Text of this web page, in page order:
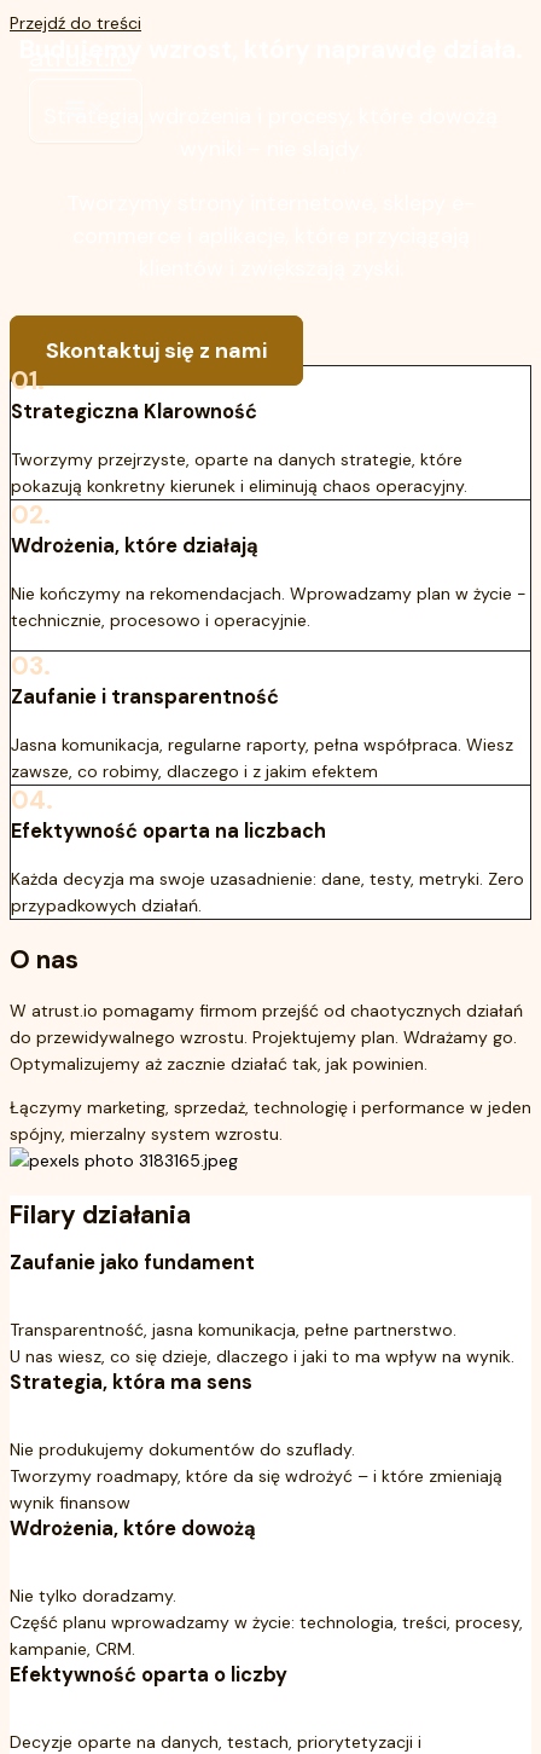
Przejdź do treści
Skontaktuj się z nami
01.
Strategiczna Klarowność
Tworzymy przejrzyste, oparte na danych strategie, które
pokazują konkretny kierunek i eliminują chaos operacyjny.
02.
Wdrożenia, które działają
Nie kończymy na rekomendacjach. Wprowadzamy plan w życie -
technicznie, procesowo i operacyjnie.
03.
Zaufanie i transparentność
Jasna komunikacja, regularne raporty, pełna współpraca. Wiesz
zawsze, co robimy, dlaczego i z jakim efektem
04.
Efektywność oparta na liczbach
Każda decyzja ma swoje uzasadnienie: dane, testy, metryki. Zero
przypadkowych działań.
O nas
W atrust.io pomagamy firmom przejść od chaotycznych działań
do przewidywalnego wzrostu. Projektujemy plan. Wdrażamy go.
Optymalizujemy aż zacznie działać tak, jak powinien.
Łączymy marketing, sprzedaż, technologię i performance w jeden
spójny, mierzalny system wzrostu.
Filary działania
Zaufanie jako fundament
Transparentność, jasna komunikacja, pełne partnerstwo.
U nas wiesz, co się dzieje, dlaczego i jaki to ma wpływ na wynik.
Strategia, która ma sens
Nie produkujemy dokumentów do szuflady.
Tworzymy roadmapy, które da się wdrożyć – i które zmieniają
wynik finansow
Wdrożenia, które dowożą
Nie tylko doradzamy.
Część planu wprowadzamy w życie: technologia, treści, procesy,
kampanie, CRM.
Efektywność oparta o liczby
Decyzje oparte na danych, testach, priorytetyzacji i